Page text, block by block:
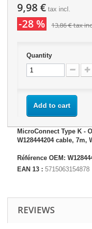
9,98 € tax incl.
-28 % 13,86 €tax
Quantity
Add to cart
MicroConnect Type K -
W128444204 cable, 7m,
Référence OEM:
EAN 13 : 5715063154878
REVIEWS